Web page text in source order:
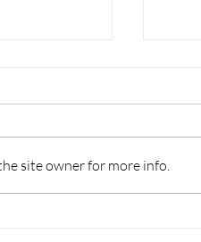
site owner for more info.